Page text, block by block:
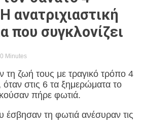
που συγκλονίζει
Minutes
τη ζωή τους με τραγικό τρόπο 4
όταν στις 6 τα ξημερώματα το
πήρε φωτιά.
έσβησαν τη φωτιά ανέσυραν τις